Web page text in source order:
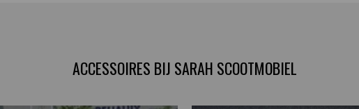
ACCESSOIRES BIJ SARAH SCOOTMOBIEL